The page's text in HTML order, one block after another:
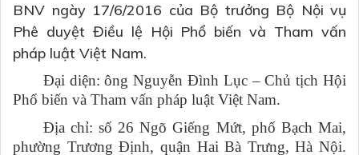
BNV ngày 17/6/2016 của Bộ trưởng Bộ Nội vụ
Phê duyệt Điều lệ Hội Phổ biến và Tham vấn
pháp luật Việt Nam.
Đại diện: ông Nguyễn Đình Lục – Chủ tịch Hội
Phổ biến và Tham vấn pháp luật Việt Nam.
Địa chỉ: số 26 Ngõ Giếng Mứt, phố Bạch Mai,
phường Trương Định, quận Hai Bà Trưng, Hà Nội.